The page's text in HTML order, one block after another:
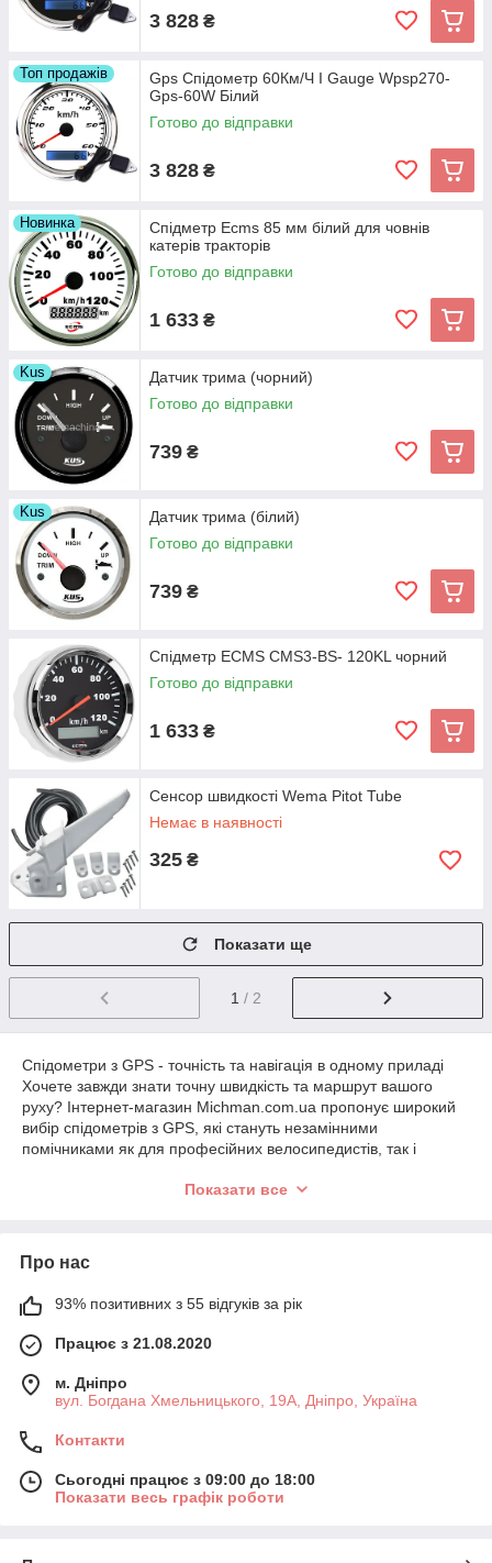
3 828 ₴
Топ продажів
Gps Спідометр 60Км/Ч I Gauge Wpsp270-
Gps-60W Білий
Готово до відправки
3 828 ₴
Новинка
Спідметр Ecms 85 мм білий для човнів
катерів тракторів
Готово до відправки
1 633 ₴
Kus
Датчик трима (чорний)
Готово до відправки
739 ₴
Kus
Датчик трима (білий)
Готово до відправки
739 ₴
Спідметр ECMS CMS3-BS- 120KL чорний
Готово до відправки
1 633 ₴
Сенсор швидкості Wema Pitot Tube
Немає в наявності
325 ₴
Показати ще
1 / 2
Спідометри з GPS - точність та навігація в одному приладі
Хочете завжди знати точну швидкість та маршрут вашого
руху? Інтернет-магазин Michman.com.ua пропонує широкий
вибір спідометрів з GPS, які стануть незамінними
помічниками як для професійних велосипедистів, так і
Переваги спідометрів з GPS:
інших параметрів.
вбудованими картами та функцією навігації, що дозволяє вам
орієнтуватися на місцевості та прокладати маршрути.
Додаткові функції: багато спідометрів GPS мають додаткові
функції, такі як вимірювання висоти над рівнем моря, частоти
обертання педалей, каденції, температури, а також
В інтернет-магазині Michman.com.ua ви знайдете спідометри
з GPS:
Для різних видів спорту: велосипедні, бігові, для плавання,
Показати все
Про нас
93% позитивних з 55 відгуків за рік
Працює з 21.08.2020
м. Дніпро
вул. Богдана Хмельницького, 19А, Дніпро, Україна
Контакти
Сьогодні працює з 09:00 до 18:00
Показати весь графік роботи